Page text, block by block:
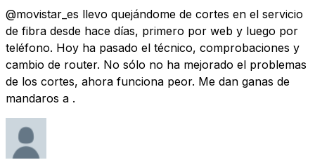
@movistar_es llevo quejándome de cortes en el servicio
de fibra desde hace días, primero por web y luego por
teléfono. Hoy ha pasado el técnico, comprobaciones y
cambio de router. No sólo no ha mejorado el problemas
de los cortes, ahora funciona peor. Me dan ganas de
mandaros a .